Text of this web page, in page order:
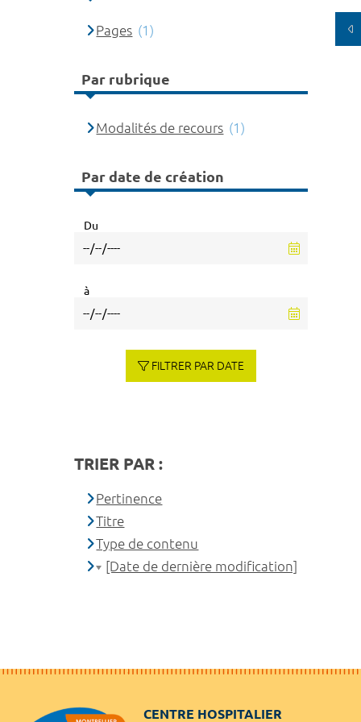
Pages (1)
Par rubrique
Modalités de recours (1)
Par date de création
Du
à
FILTRER PAR DATE
TRIER PAR :
Pertinence
Titre
Type de contenu
[Date de dernière modification]
CENTRE HOSPITALIER